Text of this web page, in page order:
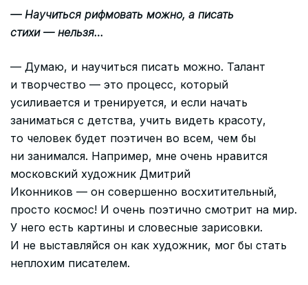
— Научиться рифмовать можно, а писать
стихи — нельзя…
— Думаю, и научиться писать можно. Талант
и творчество — это процесс, который
усиливается и тренируется, и если начать
заниматься с детства, учить видеть красоту,
то человек будет поэтичен во всем, чем бы
ни занимался. Например, мне очень нравится
московский художник Дмитрий
Иконников — он совершенно восхитительный,
просто космос! И очень поэтично смотрит на мир.
У него есть картины и словесные зарисовки.
И не выставляйся он как художник, мог бы стать
неплохим писателем.